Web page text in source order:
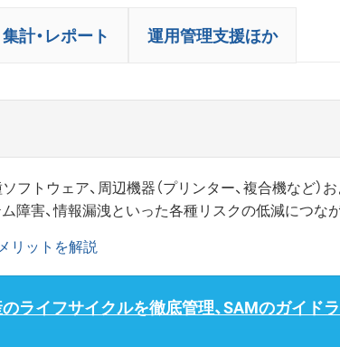
集計・レポート 運用管理支援ほか
ソフトウェア、周辺機器（プリンター、複合機など
障害、情報漏洩といった各種リスクの低減につな
リットを解説
ライフサイクルを徹底管理、SAMのガイド